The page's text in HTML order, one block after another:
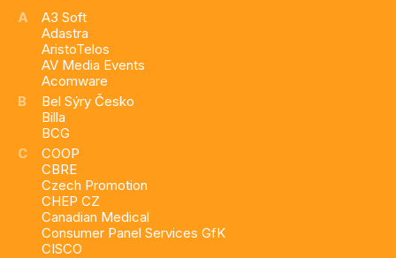
A
A3 Soft
Adastra
AristoTelos
AV Media Events
Acomware
B
Bel Sýry Česko
Billa
BCG
C
COOP
CBRE
Czech Promotion
CHEP CZ
Canadian Medical
Consumer Panel Services GfK
CISCO